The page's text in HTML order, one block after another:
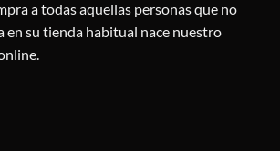
a todas aquellas personas que no
en su tienda habitual nace nuestro